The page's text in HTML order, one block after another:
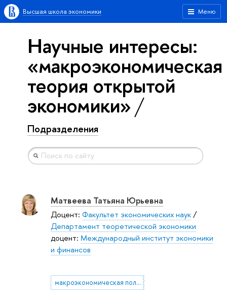
Меню
Высшая школа экономики
Научные интересы:
«макроэкономическая
теория открытой
экономики»
Подразделения
Матвеева Татьяна Юрьевна
Доцент: Факультет экономических наук/
Департамент теоретической экономики
доцент: Международный институт экономики
и финансов
макроэкономическая политика